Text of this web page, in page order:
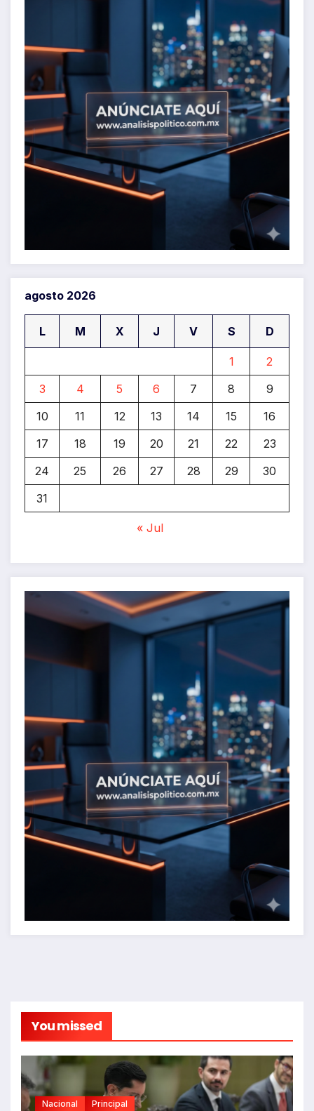
agosto 2026
L M X J V S D
1
2
3
4 5 6 7 8
9
10
11 12 13 14 15
16
17
18 19 20 21 22
23
24
25 26 27 28 29
30
31
« Jul
You missed
Nacional Principal